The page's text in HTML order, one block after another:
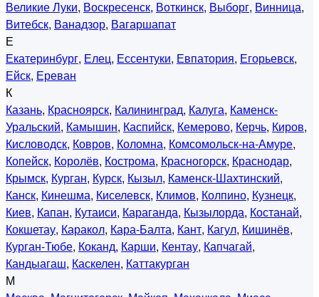
Великие Луки, Воскресенск, Воткинск, Выборг, Винница,
Витебск, Ванадзор, Вагаршапат
Е
Екатеринбург, Елец, Ессентуки, Евпатория, Егорьевск,
Ейск, Ереван
К
Казань, Красноярск, Калининград, Калуга, Каменск-
Уральский, Камышин, Каспийск, Кемерово, Керчь, Киров,
Кисловодск, Ковров, Коломна, Комсомольск-на-Амуре,
Копейск, Королёв, Кострома, Красногорск, Краснодар,
Крымск, Курган, Курск, Кызыл, Каменск-Шахтинский,
Канск, Кинешма, Киселевск, Климов, Колпино, Кузнецк,
Киев, Капан, Кутаиси, Караганда, Кызылорда, Костанай,
Кокшетау, Каракол, Кара-Балта, Кант, Кагул, Кишинёв,
Курган-Тюбе, Коканд, Карши, Кентау, Капчагай,
Кандыагаш, Каскелен, Каттакурган
М